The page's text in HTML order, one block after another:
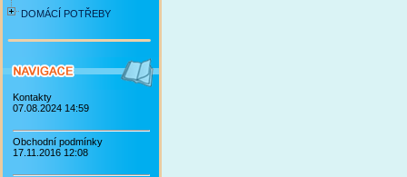
DOMÁCÍ POTŘEBY
Kontakty
07.08.2024 14:59
Obchodní podmínky
17.11.2016 12:08